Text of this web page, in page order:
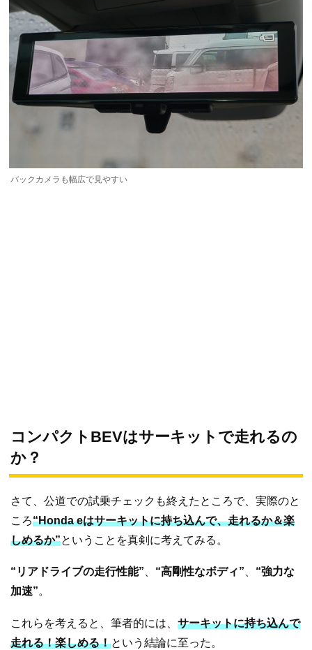
バックカメラも幅広で見やすい
コンパクトBEVはサーキットで走れるの
か？
さて、公道での試乗チェックも終えたところで、実際のと
ころ“Honda eはサーキットに持ち込んで、走れるか＆楽
しめるか”ということを真剣に考えてみる。
“リアドライブの走行性能” “高剛性なボディ”
“強力な
加速”。
これらを考えると、筆者的には、 サーキットに持ち込んで
走れる！楽しめる！という結論に至った。